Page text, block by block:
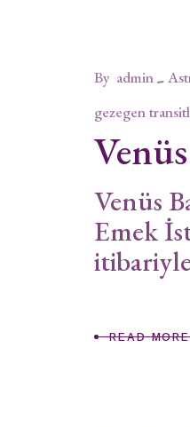
By admin
gezegen
Venüs
Emek
READ MORE